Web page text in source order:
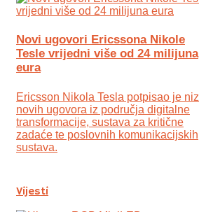
Novi ugovori Ericssona Nikole
Tesle vrijedni više od 24 milijuna
eura
Ericsson Nikola Tesla potpisao je niz
novih ugovora iz područja digitalne
transformacije, sustava za kritične
zadaće te poslovnih komunikacijskih
sustava.
Vijesti